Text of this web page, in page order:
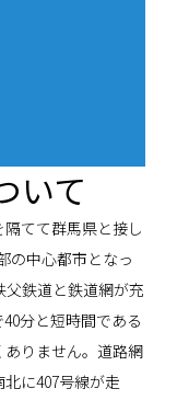
いて
てて群馬県と接し
の中心都市となっ
父鉄道と鉄道網が充
分と短時間である
りません。道路網
に407号線が走